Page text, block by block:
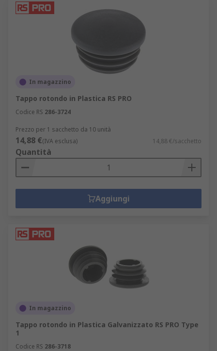
In magazzino
Tappo rotondo in Plastica RS PRO
Codice RS 286-3724
Prezzo per 1 sacchetto da 10 unità
14,88 €(IVA esclusa) 14,88 €/sacchetto
Quantità
Aggiungi
In magazzino
Tappo rotondo in Plastica Galvanizzato RS PRO Type
1
Codice RS 286-3718